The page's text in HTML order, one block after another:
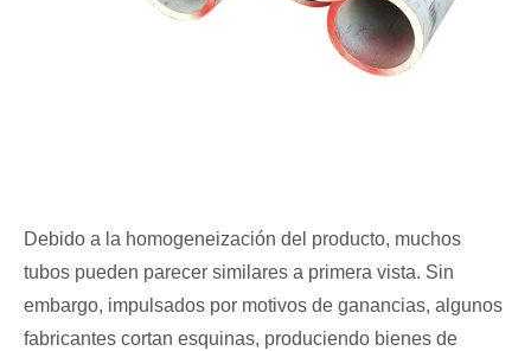
Debido a la homogeneización del producto, muchos
tubos pueden parecer similares a primera vista. Sin
embargo, impulsados por motivos de ganancias, algunos
fabricantes cortan esquinas, produciendo bienes de